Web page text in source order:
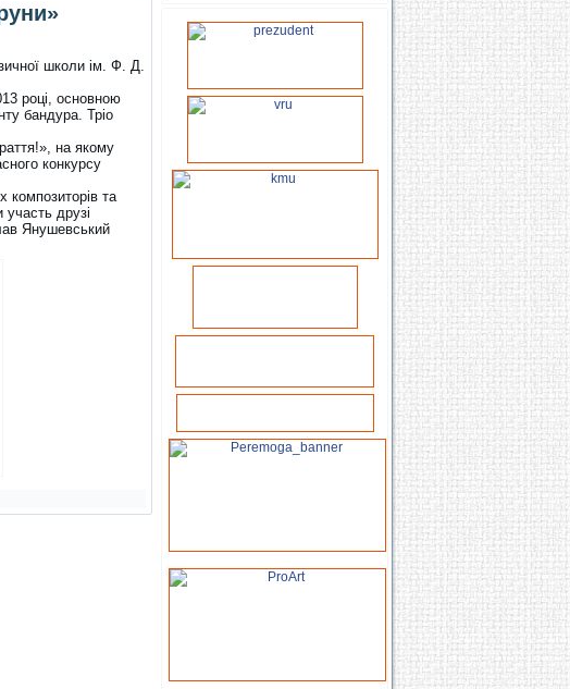
школи ім. Ф. Д.
році, основною
бандура. Тріо
на якому
конкурсу
композиторів та
участь друзі
Янушевський